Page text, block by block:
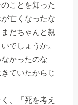
ことを知った
亡くなったな
だちゃんと親
でしょうか。
かったのな
ていたからじ
、「死を考え